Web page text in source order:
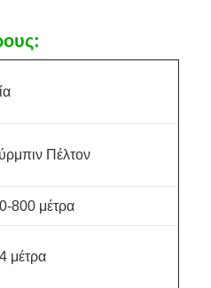
Πέλτον
800 μέτρα
μέτρα